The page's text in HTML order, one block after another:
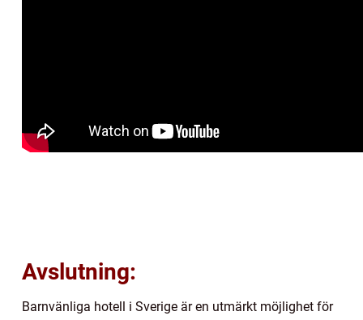
Avslutning:
Barnvänliga hotell i Sverige är en utmärkt möjlighet för